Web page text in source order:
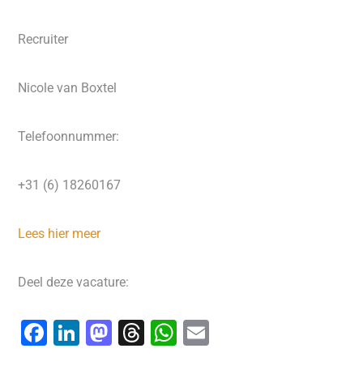
Recruiter
Nicole van Boxtel
Telefoonnummer:
+31 (6) 18260167
Lees hier meer
Deel deze vacature:
F
Li M T
W